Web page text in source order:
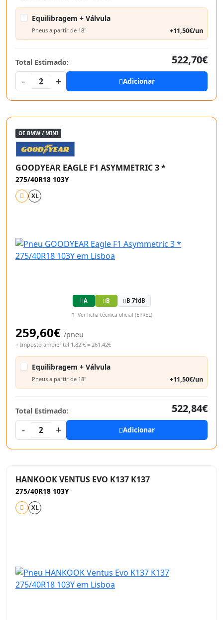
Equilibragem + Válvula
Pneus a partir de 18" +11,50€/un
Total Estimado:
522,70€
-
2 + Adicionar
OE BMW / MINI
GOODYEAR EAGLE F1 ASYMMETRIC 3 *
275/40R18 103Y
XL
A B B 71dB
Ver ficha técnica oficial (EPREL)
259,60€ /pneu
+ Imposto ambiental 1,82 € = 261,42€
Equilibragem + Válvula
Pneus a partir de 18" +11,50€/un
Total Estimado:
522,84€
-
2 + Adicionar
HANKOOK VENTUS EVO K137 K137
275/40R18 103Y
XL